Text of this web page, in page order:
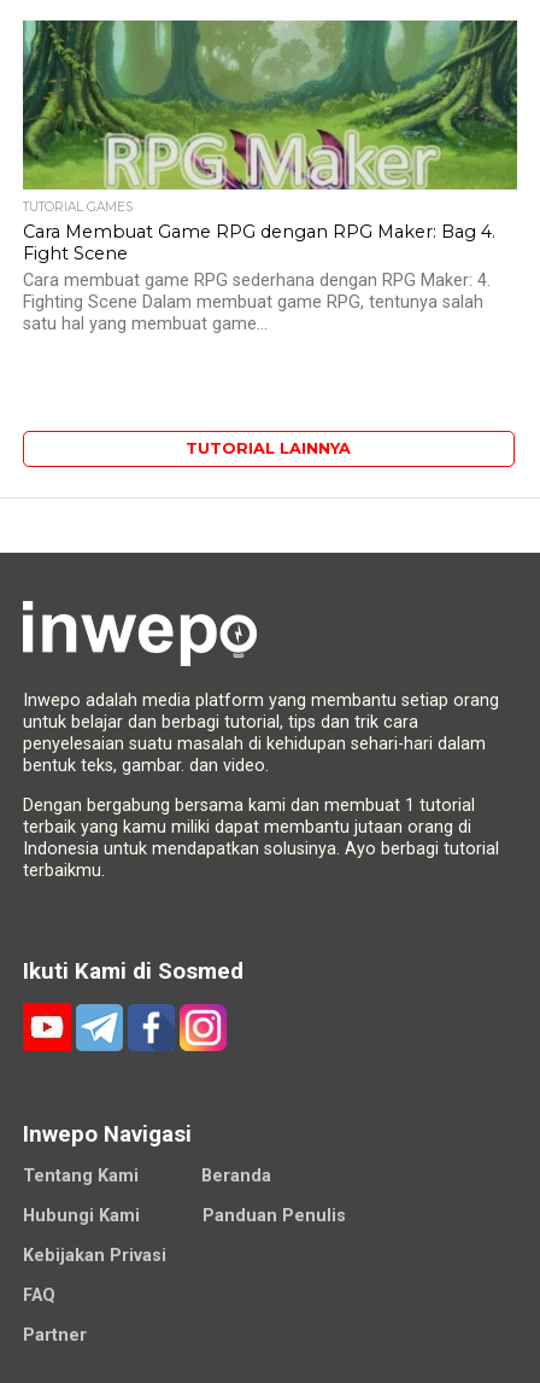
TUTORIAL GAMES
Cara Membuat Game RPG dengan RPG Maker: Bag 4.
Fight Scene
Cara membuat game RPG sederhana dengan RPG Maker: 4.
Fighting Scene Dalam membuat game RPG, tentunya salah
satu hal yang membuat game...
TUTORIAL LAINNYA
Inwepo adalah media platform yang membantu setiap orang
untuk belajar dan berbagi tutorial, tips dan trik cara
penyelesaian suatu masalah di kehidupan sehari-hari dalam
bentuk teks, gambar. dan video.
Dengan bergabung bersama kami dan membuat 1 tutorial
terbaik yang kamu miliki dapat membantu jutaan orang di
Indonesia untuk mendapatkan solusinya. Ayo berbagi tutorial
terbaikmu.
Ikuti Kami di Sosmed
Inwepo Navigasi
Tentang Kami
Beranda
Hubungi Kami
Panduan Penulis
Kebijakan Privasi
FAQ
Partner